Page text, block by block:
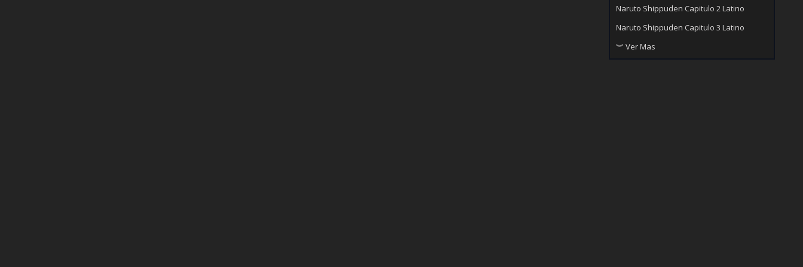
Naruto Shippuden Capitulo 2 Latino
Naruto Shippuden Capitulo 3 Latino
︾ Ver Mas